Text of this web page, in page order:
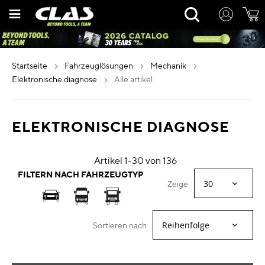
Inhalt
Rechercher
startseite fahrzeuglösungen
mechanik
elektronische diagnose
alle artikel
ELEKTRONISCHE DIAGNOSE
Artikel 1-30 von 136
FILTERN NACH FAHRZEUGTYP
Zeige
Sortieren nach